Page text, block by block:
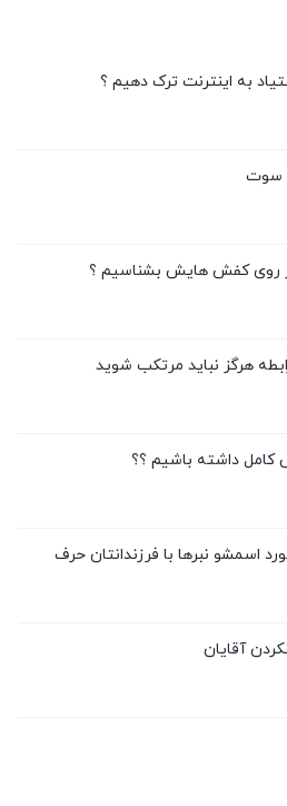
به اینترنت ترک دهیم ؟
سوت
از روی کفش هایش بشناسیم ؟
داشته باشیم ؟؟
اسمشو نبرها با فرزندانتان حرف
آقایان